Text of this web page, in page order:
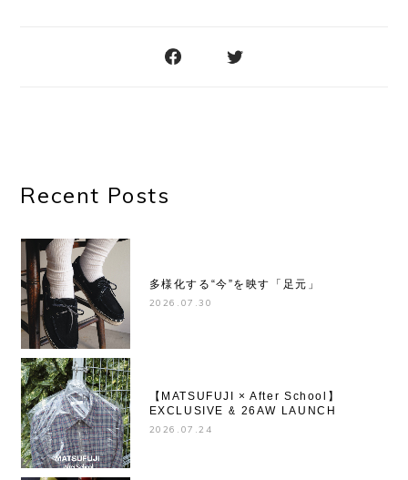
Recent Posts
多様化する“今”を映す「足元」
2026.07.30
【MATSUFUJI × After School】
EXCLUSIVE & 26AW LAUNCH
2026.07.24